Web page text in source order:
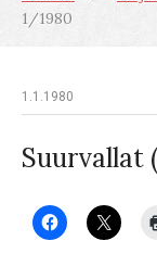
1/1980
1.1.1980
Suurvallat